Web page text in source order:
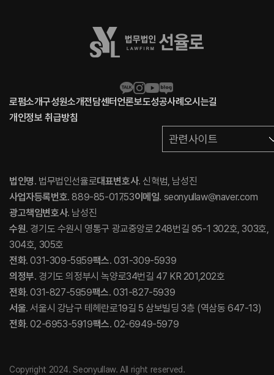
로펌소개구성원소개전담센터언론보도성공사례 오시는길
개인정보 취급방침
관련사이트
법인명. 법무법인선율로대표변호사. 신혁범, 남성진
사업자등록번호. 889-85-01753이메일. seonyullaw@naver.com
광고책임변호사. 남성진
수원. 경기도 수원시 영통구 광교중앙로 248번길 95-1 302호, 303호,
304호, 305호
전화. 031-309-5959팩스. 031-309-5939
의정부. 경기도 의정부시 녹양로34번길 47 KR 201,202호
전화. 031-827-5959팩스. 031-827-5939
서울. 서울시 강남구 테헤란로19길 5 삼보빌딩 3층 (역삼동 647-13)
전화. 02-6953-5919팩스. 02-6949-5979
Copyright 2024. Seonyullaw. All right reserved.